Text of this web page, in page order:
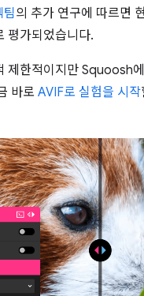
의 추가 연구에 따르면
평가되었습니다.
제한적이지만 Squoosh
바로 AVIF로 실험을 시작